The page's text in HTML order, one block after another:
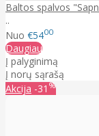
Baltos spalvos
..
Nuo €5400
Daugiau
Į palyginimą
Į norų sąrašą
Akcija -31 %